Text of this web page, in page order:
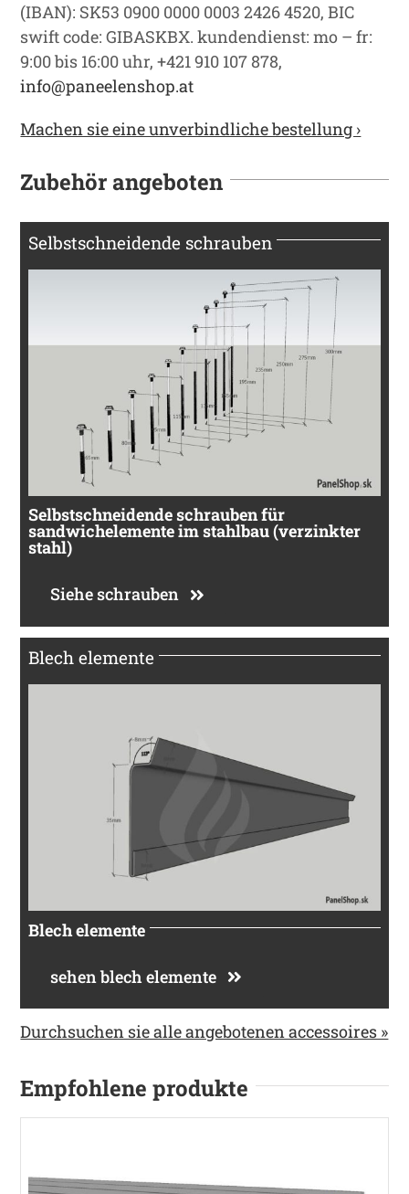
(IBAN): SK53 0900 0000 0003 2426 4520, BIC
swift code: GIBASKBX. kundendienst: mo – fr:
9:00 bis 16:00 uhr, +421 910 107 878,
info@paneelenshop.at
Machen sie eine unverbindliche bestellung ›
Zubehör angeboten
Selbstschneidende schrauben
Selbstschneidende schrauben für
sandwichelemente im stahlbau (verzinkter
stahl)
Siehe schrauben
Blech elemente
Blech elemente
sehen blech elemente
Durchsuchen sie alle angebotenen accessoires »
Empfohlene produkte